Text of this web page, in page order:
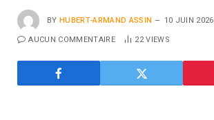
BY HUBERT-ARMAND ASSIN 10 JUIN 2026
AUCUN COMMENTAIRE 22VIEWS